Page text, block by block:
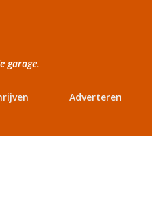
garage.
Adverteren